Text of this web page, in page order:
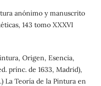
anónimo y manuscrito
143 tomo XXXVI
Origen, Esencia,
prínc. de 1633, Madrid),
La Teoría de la Pintura en